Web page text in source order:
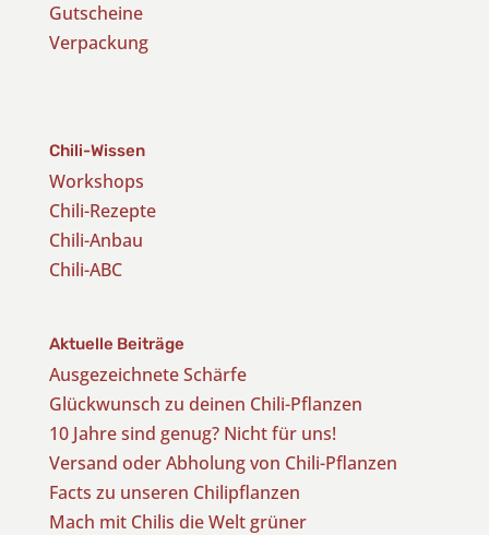
Gutscheine
Verpackung
Chili-Wissen
Workshops
Chili-Rezepte
Chili-Anbau
Chili-ABC
Aktuelle Beiträge
Ausgezeichnete Schärfe
Glückwunsch zu deinen Chili-Pflanzen
10 Jahre sind genug? Nicht für uns!
Versand oder Abholung von Chili-Pflanzen
Facts zu unseren Chilipflanzen
Mach mit Chilis die Welt grüner